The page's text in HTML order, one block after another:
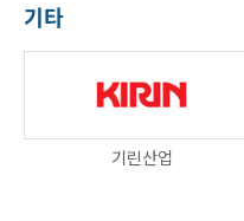
기타
기린산업